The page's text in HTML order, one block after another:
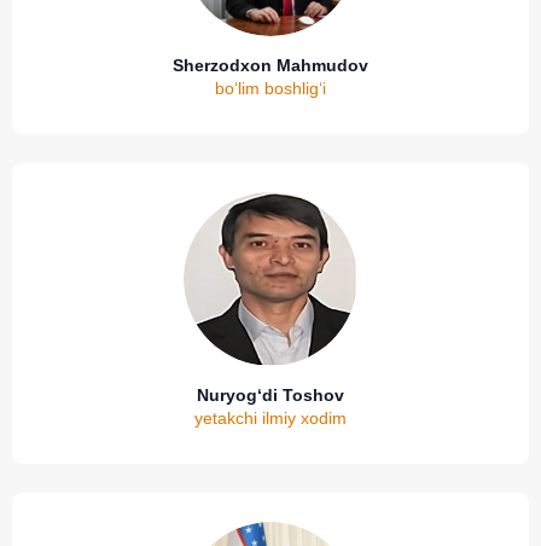
Sherzodxon Mahmudov
bo‘lim boshlig‘i
Nuryog‘di Toshov
yetakchi ilmiy xodim